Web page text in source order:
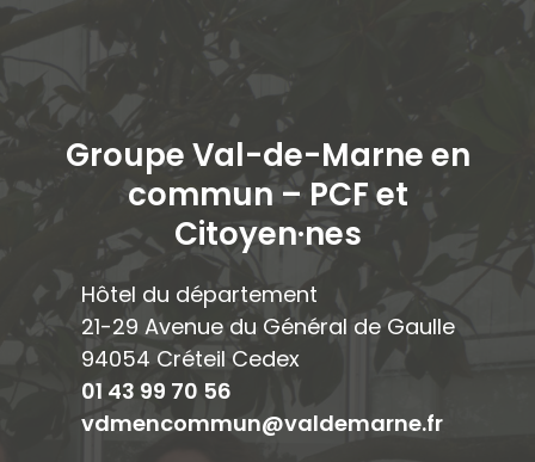
Groupe Val-de-Marne en
commun – PCF et
Citoyen·nes
Hôtel du département
21-29 Avenue du Général de Gaulle
94054 Créteil Cedex
01 43 99 70 56
vdmencommun@valdemarne.fr